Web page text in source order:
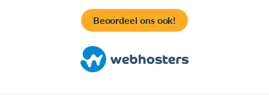
Beoordeel ons ook!